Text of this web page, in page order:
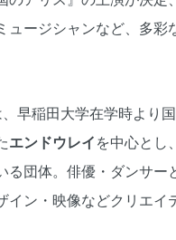
ュージシャンなど、多彩
、早稲田大学在学時より
エンドウレイを中心とし
る団体。俳優・ダンサー
イン・映像などクリエイ